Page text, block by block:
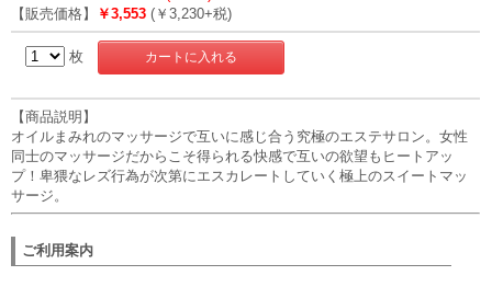
【販売価格】
￥3,553 (￥3,230+税)
枚
【商品説明】
オイルまみれのマッサージで互いに感じ合う究極のエステサロン。女性
同士のマッサージだからこそ得られる快感で互いの欲望もヒートアッ
プ！卑猥なレズ行為が次第にエスカレートしていく極上のスイートマッ
サージ。
ご利用案内